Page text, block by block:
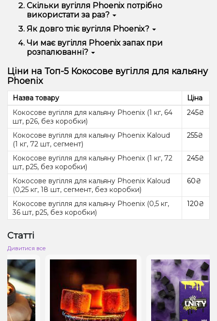
Вугілля Phoenix виготовлене з горіхової шкаралупи,
воно має дуже слабкий запах при розпалюванні,
гарну температуру тління і трохи більше попелу, ніж
у кокосового вугілля.
Скільки вугілля Phoenix потрібно
використати за раз?
На один сеанс куріння вистачає 2-3 великі кубики
Як довго тліє вугілля Phoenix?
В середньому, вугілля Phoenix тліє близько 60-80
хвилин.
Чи має вугілля Phoenix запах при
розпалюванні?
Вугілля Phoenix видає дуже слабкий запах під час
розпалу.
Ціни на Топ-5 Кокосове вугілля для кальяну
Phoenix
Назва товару
Ціна
Кокосове вугілля для кальяну Phoenix (1 кг, 64
шт, р26, без коробки)
245₴
Кокосове вугілля для кальяну Phoenix Kaloud
(1 кг, 72 шт, сегмент)
255₴
Кокосове вугілля для кальяну Phoenix (1 кг, 72
шт, р25, без коробки)
245₴
Кокосове вугілля для кальяну Phoenix Kaloud
(0,25 кг, 18 шт, сегмент, без коробки)
60₴
Кокосове вугілля для кальяну Phoenix (0,5 кг,
36 шт, р25, без коробки)
120₴
Статті
Дивитися все